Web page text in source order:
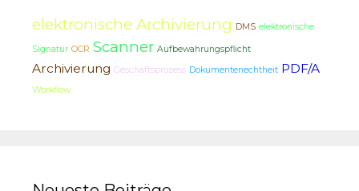
elektronische Archivierung DMS elektronische
Signatur OCR Scanner Aufbewahrungspflicht
Archivierung Geschäftsprozess Dokumentenechtheit PDF/A
Workflow